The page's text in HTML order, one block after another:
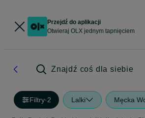
Przejdź do aplikacji
Otwieraj OLX jednym tapnięciem
Znajdź coś dla siebie
Filtry·2 Lalki Męcka